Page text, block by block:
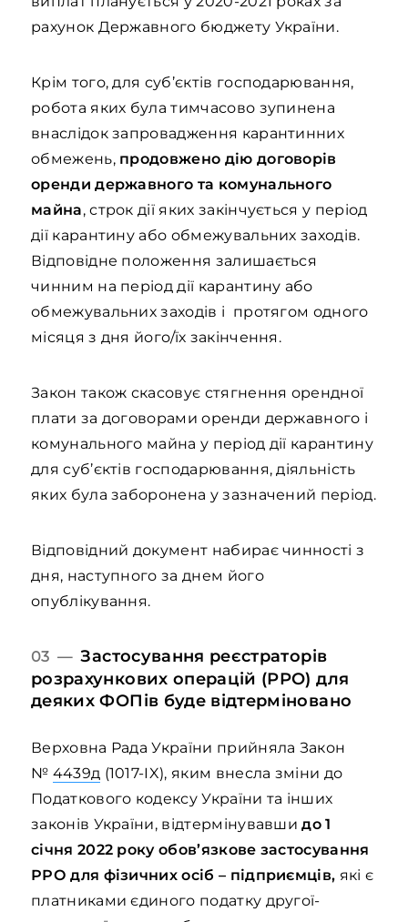
рахунок Державного бюджету України.
Крім того, для суб’єктів господарювання,
робота яких була тимчасово зупинена
внаслідок запровадження карантинних
обмежень, продовжено дію договорів
оренди державного та комунального
майна, строк дії яких закінчується у період
дії карантину або обмежувальних заходів.
Відповідне положення залишається
чинним на період дії карантину або
обмежувальних заходів і протягом одного
місяця з дня його/їх закінчення.
Закон також скасовує стягнення орендної
плати за договорами оренди державного і
комунального майна у період дії карантину
для суб’єктів господарювання, діяльність
яких була заборонена у зазначений період.
Відповідний документ набирає чинності з
дня, наступного за днем його
опублікування.
03 —Застосування реєстраторів
розрахункових операцій (РРО) для
деяких ФОПів буде відтерміновано
Верховна Рада України прийняла Закон
№ 4439д (1017-IX), яким внесла зміни до
Податкового кодексу України та інших
законів України, відтермінувавшидо 1
січня 2022 року обов’язкове застосування
РРО для фізичних осіб – підприємців, які є
платниками єдиного податку другої-